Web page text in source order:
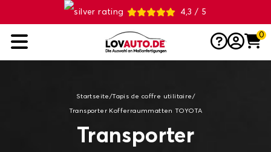
4,3 / 5
0
Startseite /Tapis de coffre utilitaire /
Transporter Kofferraummatten TOYOTA
Transporter